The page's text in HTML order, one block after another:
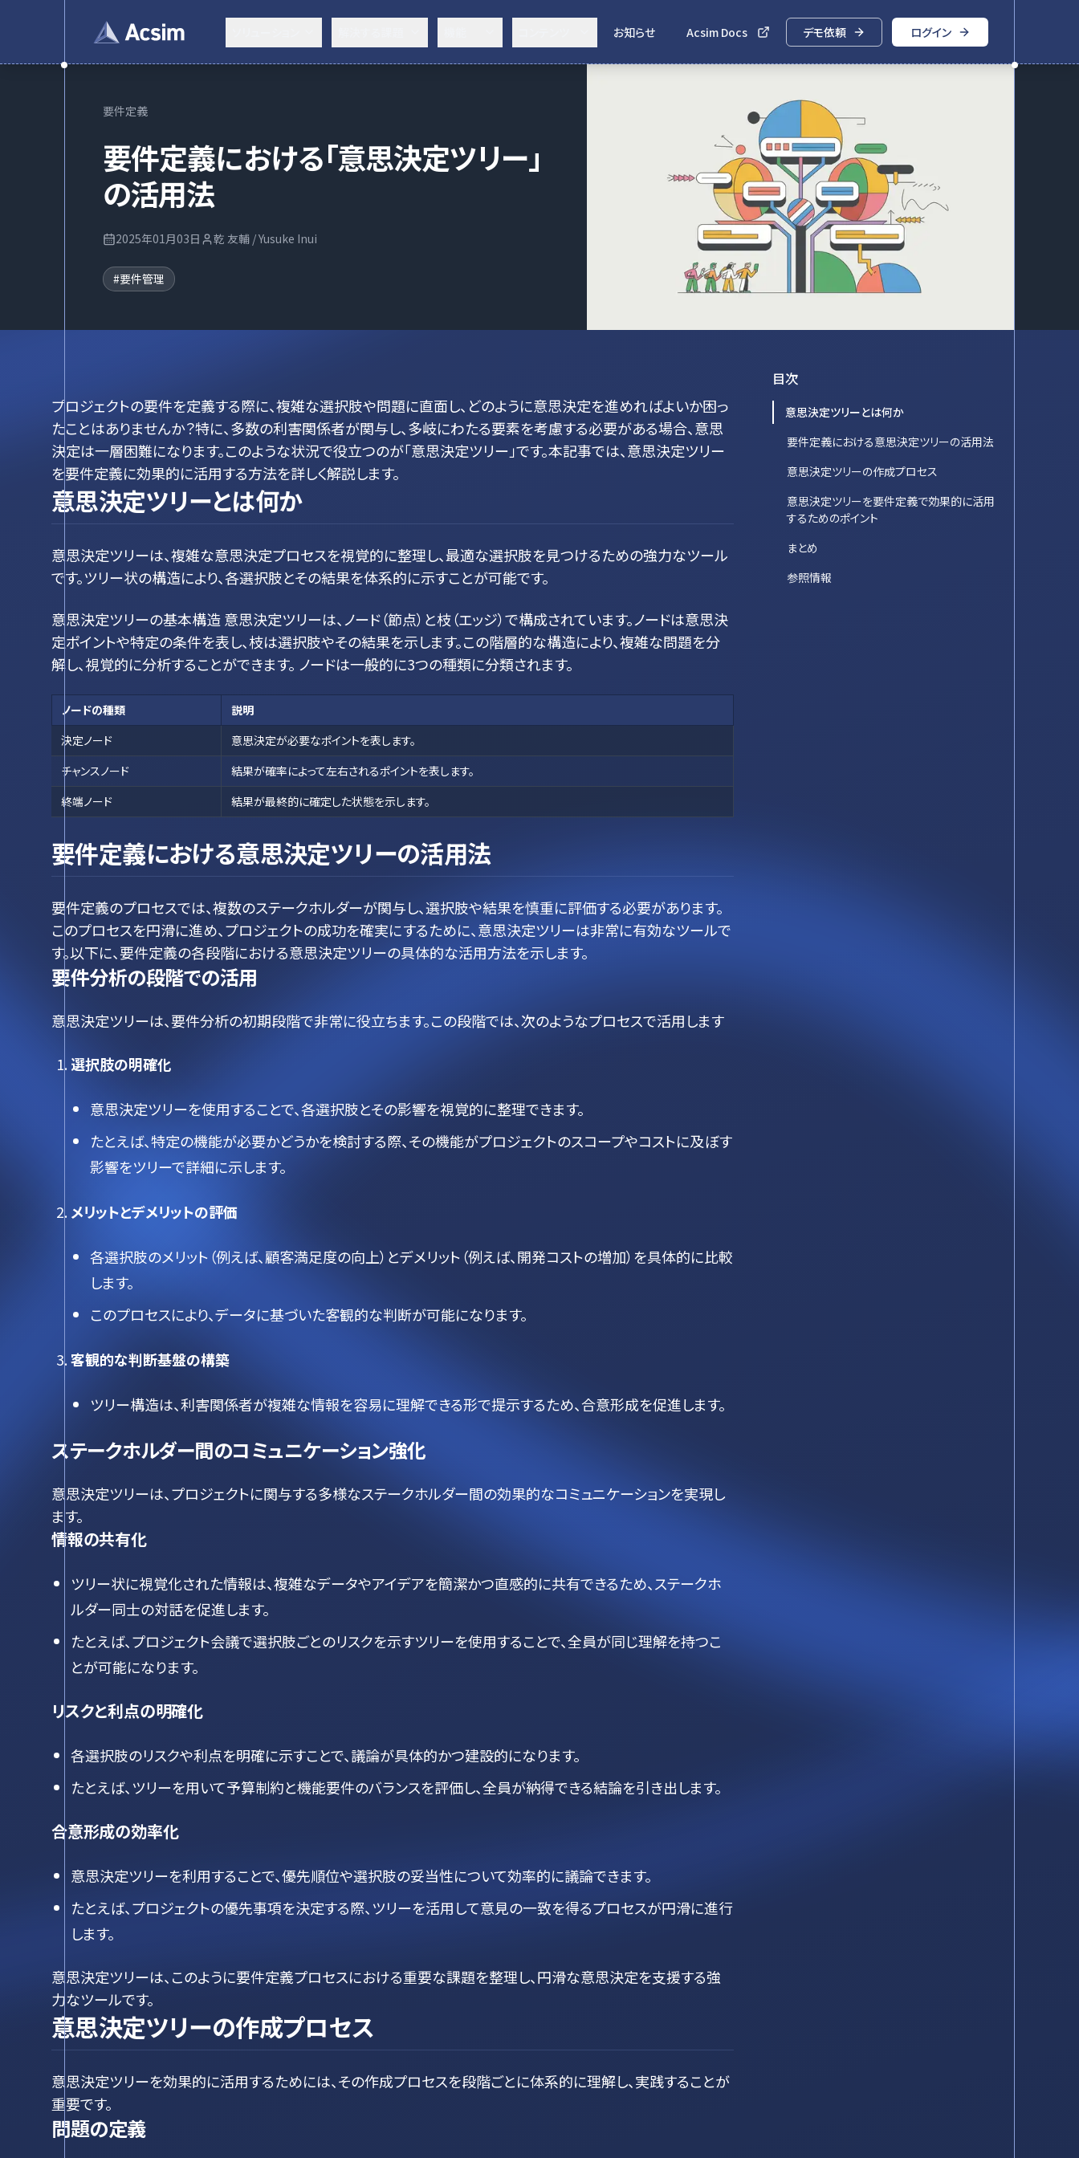
お知らせ Acsim Docs デモ依頼 ログイン
要件定義
要件定義における「意思決定ツリー」
の活用法
2025年01月03日 乾 友輔 / Yusuke Inui
#要件管理
プロジェクトの要件を定義する際に、複雑な選択肢や問題に直面し、どのように意思決定を進めればよいか困っ
たことはありませんか？特に、多数の利害関係者が関与し、多岐にわたる要素を考慮する必要がある場合、意思
決定は一層困難になります。このような状況で役立つのが「意思決定ツリー」です。本記事では、意思決定ツリー
を要件定義に効果的に活用する方法を詳しく解説します。
意思決定ツリーとは何か
意思決定ツリーは、複雑な意思決定プロセスを視覚的に整理し、最適な選択肢を見つけるための強力なツール
です。ツリー状の構造により、各選択肢とその結果を体系的に示すことが可能です。
意思決定ツリーの基本構造 意思決定ツリーは、ノード（節点）と枝（エッジ）で構成されています。ノードは意思決
定ポイントや特定の条件を表し、枝は選択肢やその結果を示します。この階層的な構造により、複雑な問題を分
解し、視覚的に分析することができます。 ノードは一般的に3つの種類に分類されます。
ノードの種類
説明
決定ノード
意思決定が必要なポイントを表します。
チャンスノード
結果が確率によって左右されるポイントを表します。
終端ノード
結果が最終的に確定した状態を示します。
要件定義における意思決定ツリーの活用法
要件定義のプロセスでは、複数のステークホルダーが関与し、選択肢や結果を慎重に評価する必要があります。
このプロセスを円滑に進め、プロジェクトの成功を確実にするために、意思決定ツリーは非常に有効なツールで
す。以下に、要件定義の各段階における意思決定ツリーの具体的な活用方法を示します。
要件分析の段階での活用
意思決定ツリーは、要件分析の初期段階で非常に役立ちます。この段階では、次のようなプロセスで活用します
選択肢の明確化
意思決定ツリーを使用することで、各選択肢とその影響を視覚的に整理できます。
たとえば、特定の機能が必要かどうかを検討する際、その機能がプロジェクトのスコープやコストに及ぼす
影響をツリーで詳細に示します。
メリットとデメリットの評価
各選択肢のメリット（例えば、顧客満足度の向上）とデメリット（例えば、開発コストの増加）を具体的に比較
します。
このプロセスにより、データに基づいた客観的な判断が可能になります。
客観的な判断基盤の構築
ツリー構造は、利害関係者が複雑な情報を容易に理解できる形で提示するため、合意形成を促進します。
ステークホルダー間のコミュニケーション強化
意思決定ツリーは、プロジェクトに関与する多様なステークホルダー間の効果的なコミュニケーションを実現し
ます。
情報の共有化
ツリー状に視覚化された情報は、複雑なデータやアイデアを簡潔かつ直感的に共有できるため、ステークホ
ルダー同士の対話を促進します。
たとえば、プロジェクト会議で選択肢ごとのリスクを示すツリーを使用することで、全員が同じ理解を持つこ
とが可能になります。
リスクと利点の明確化
各選択肢のリスクや利点を明確に示すことで、議論が具体的かつ建設的になります。
たとえば、ツリーを用いて予算制約と機能要件のバランスを評価し、全員が納得できる結論を引き出します。
合意形成の効率化
意思決定ツリーを利用することで、優先順位や選択肢の妥当性について効率的に議論できます。
たとえば、プロジェクトの優先事項を決定する際、ツリーを活用して意見の一致を得るプロセスが円滑に進行
します。
意思決定ツリーは、このように要件定義プロセスにおける重要な課題を整理し、円滑な意思決定を支援する強
力なツールです。
意思決定ツリーの作成プロセス
意思決定ツリーを効果的に活用するためには、その作成プロセスを段階ごとに体系的に理解し、実践することが
重要です。
問題の定義
目次
意思決定ツリーとは何か
要件定義における意思決定ツリーの活用法
意思決定ツリーの作成プロセス
意思決定ツリーを要件定義で効果的に活用
するためのポイント
まとめ
参照情報